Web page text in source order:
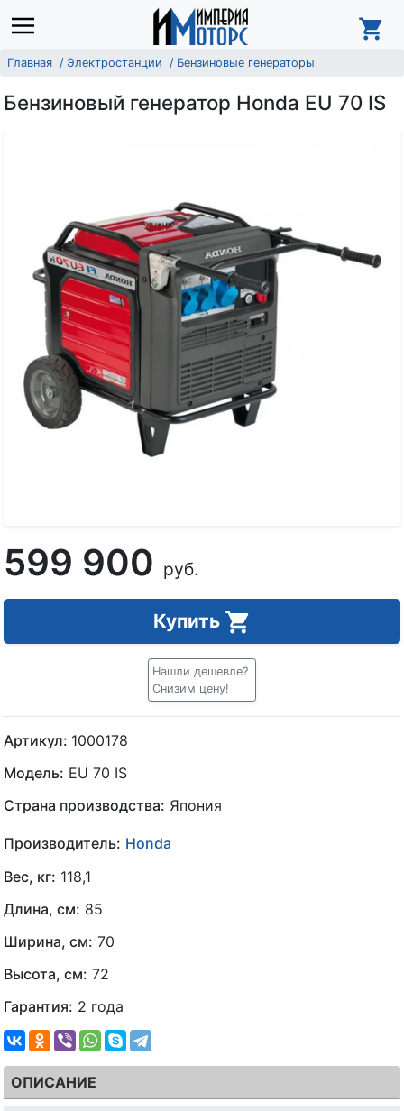
Главная Электростанции Бензиновые генераторы
Бензиновый генератор Honda EU 70 IS
599 900 руб.
Купить
Нашли дешевле?
Снизим цену!
Артикул: 1000178
Модель: EU 70 IS
Страна производства: Япония
Производитель: Honda
Вес, кг: 118,1
Длина, см: 85
Ширина, см: 70
Высота, см: 72
Гарантия: 2 года
ОПИСАНИЕ